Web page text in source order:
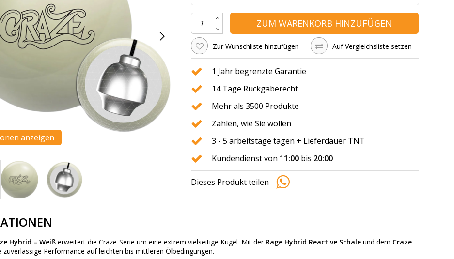
anzeigen
ZUM WARENKORB HINZUFÜGEN
Zur Wunschliste hinzufügen Auf Vergleichsliste setzen
1 Jahr begrenzte Garantie
14 Tage Rückgaberecht
Mehr als 3500 Produkte
Zahlen, wie Sie wollen
3 - 5 arbeitstage tagen + Lieferdauer TNT
Kundendienst von 11:00 bis 20:00
Dieses Produkt teilen
Hybrid – Weiß erweitert die Craze-Serie um eine extrem vielseitige Kugel. Mit der Rage Hybrid Reactive Schale und dem Craze
zuverlässige Performance auf leichten bis mittleren Ölbedingungen.